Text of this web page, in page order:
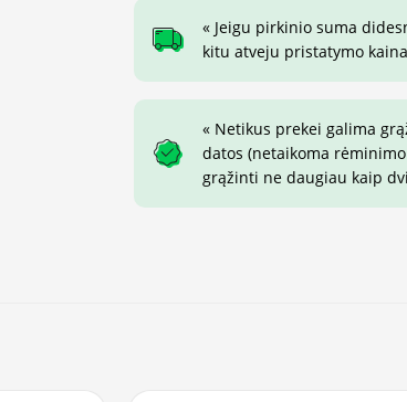
« Jeigu pirkinio suma
kitu atveju pristatymo
« Netikus prekei galima
datos (netaikoma
grąžinti ne daugiau kaip